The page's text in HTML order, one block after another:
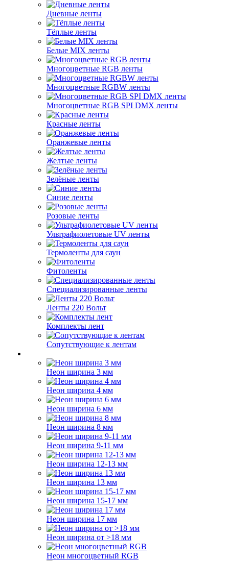
Дневные ленты
Тёплые ленты
Белые MIX ленты
Многоцветные RGB ленты
Многоцветные RGBW ленты
Многоцветные RGB SPI DMX ленты
Красные ленты
Оранжевые ленты
Желтые ленты
Зелёные ленты
Синие ленты
Розовые ленты
Ультрафиолетовые UV ленты
Термоленты для саун
Фитоленты
Специализированные ленты
Ленты 220 Вольт
Комплекты лент
Сопутствующие к лентам
Неон ширина 3 мм
Неон ширина 4 мм
Неон ширина 6 мм
Неон ширина 8 мм
Неон ширина 9-11 мм
Неон ширина 12-13 мм
Неон ширина 13 мм
Неон ширина 15-17 мм
Неон ширина 17 мм
Неон ширина от >18 мм
Неон многоцветный RGB